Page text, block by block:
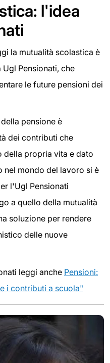
l'idea
la mutualità scolastica è
Pensionati, che
le future pensioni dei
pensione è
dei contributi che
della propria vita e dato
nel mondo del lavoro si è
l'Ugl Pensionati
a quello della mutualità
soluzione per rendere
delle nuove
leggi anche Pensioni:
i contributi a scuola"